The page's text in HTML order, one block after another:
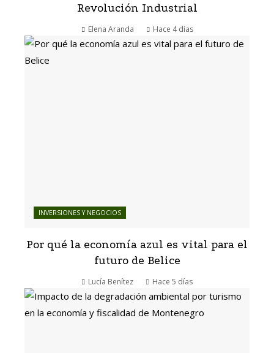
Revolución Industrial
Elena Aranda Hace 4 días
INVERSIONES Y NEGOCIOS
Por qué la economía azul es vital para el
futuro de Belice
Lucía Benítez Hace 5 días